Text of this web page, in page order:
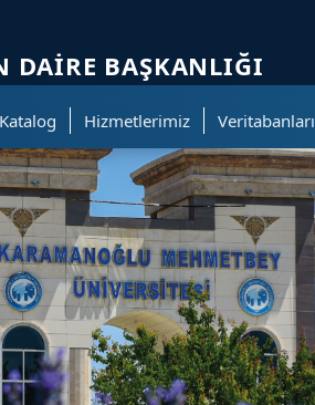
DAIRE BAŞKANLIĞI
Katalog Hizmetlerimiz Veritabanları